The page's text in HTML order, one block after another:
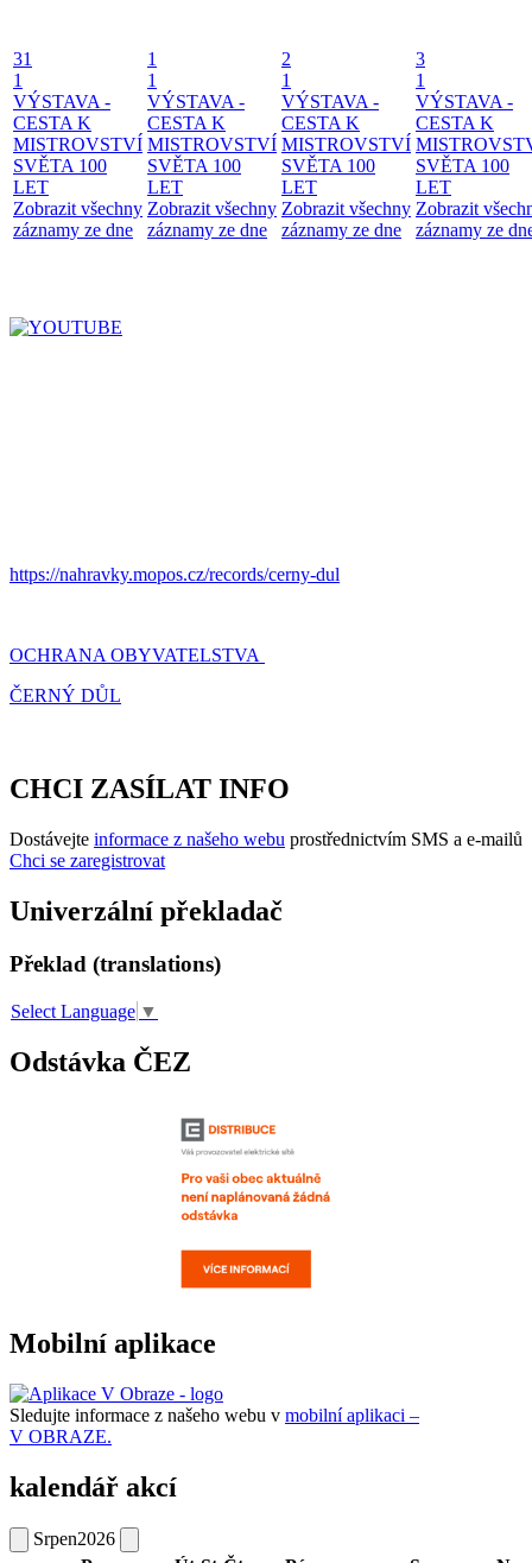
31
1
VÝSTAVA -
CESTA K
MISTROVSTVÍ
SVĚTA 100
LET
Zobrazit všechny
záznamy ze dne
1
1
VÝSTAVA -
CESTA K
MISTROVSTVÍ
SVĚTA 100
LET
Zobrazit všechny
záznamy ze dne
2
1
VÝSTAVA -
CESTA K
MISTROVSTVÍ
SVĚTA 100
LET
Zobrazit všechny
záznamy ze dne
3
1
VÝSTAVA -
CESTA K
SVĚTA 100
LET
Zobrazit
záznamy ze
https://nahravky.mopos.cz/records/cerny-dul
OCHRANA OBYVATELSTVA
ČERNÝ DŮL
CHCI ZASÍLAT INFO
Dostávejte informace z našeho webu prostřednictvím SMS a e-mailů
Chci se zaregistrovat
Univerzální překladač
Překlad (translations)
Select Language ▼
Odstávka ČEZ
Mobilní aplikace
Sledujte informace z našeho webu v mobilní aplikaci –
V OBRAZE.
kalendář akcí
Srpen2026